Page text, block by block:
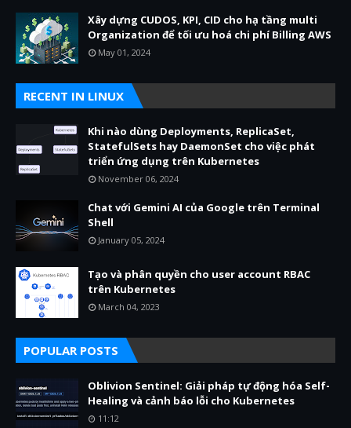
Xây dựng CUDOS, KPI, CID cho hạ tầng multi
Organization để tối ưu hoá chi phí Billing AWS
May 01, 2024
RECENT IN LINUX
Khi nào dùng Deployments, ReplicaSet,
StatefulSets hay DaemonSet cho việc phát
triển ứng dụng trên Kubernetes
November 06, 2024
Chat với Gemini AI của Google trên Terminal
Shell
January 05, 2024
Tạo và phân quyền cho user account RBAC
trên Kubernetes
March 04, 2023
POPULAR POSTS
Oblivion Sentinel: Giải pháp tự động hóa Self-
Healing và cảnh báo lỗi cho Kubernetes
11:12